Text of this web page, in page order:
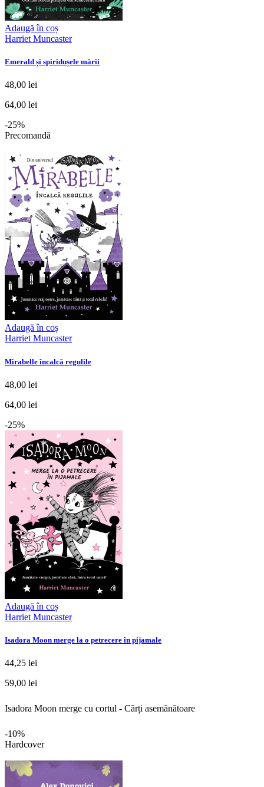
Adaugă în coș
Harriet Muncaster
Emerald și spiridușele mării
48,00 lei
64,00 lei
-25%
Precomandă
Adaugă în coș
Harriet Muncaster
Mirabelle încalcă regulile
48,00 lei
64,00 lei
-25%
Adaugă în coș
Harriet Muncaster
Isadora Moon merge la o petrecere în pijamale
44,25 lei
59,00 lei
Isadora Moon merge cu cortul - Cărți asemănătoare
-10%
Hardcover